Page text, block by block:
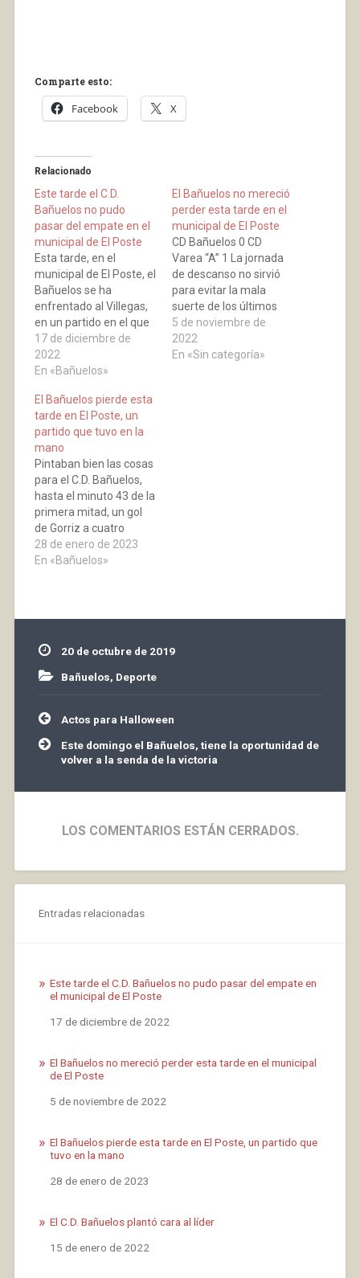
Comparte esto:
Facebook X
Relacionado
Este tarde el C.D.
Bañuelos no pudo
pasar del empate en el
municipal de El Poste
Esta tarde, en el
municipal de El Poste, el
Bañuelos se ha
enfrentado al Villegas,
en un partido en el que
los locales notaron las
bajas importantes con
que llegaba al mismo,
en el resultado que no
se ha podido pasar del
empate.…
17 de diciembre de
2022
En «Bañuelos»
El Bañuelos no mereció
perder esta tarde en el
municipal de El Poste
CD Bañuelos 0 CD
Varea “A” 1 La jornada
de descanso no sirvió
para evitar la mala
suerte de los últimos
encuentros, del C.D.
Bañuelos, ya que esta
tarde, en el municipal
5 de noviembre de
2022
En «Sin categoría»
El Bañuelos pierde esta
tarde en El Poste, un
partido que tuvo en la
mano
Pintaban bien las cosas
para el C.D. Bañuelos,
hasta el minuto 43 de la
primera mitad, un gol
de Gorriz a cuatro
minutos del comienzo y
otro de Kudus Basir en
28 de enero de 2023
En «Bañuelos»
20 de octubre de 2019
Bañuelos, Deporte
Navegación
de
entradas
Actos para Halloween
Este domingo el Bañuelos, tiene la oportunidad de
volver a la senda de la victoria
LOS COMENTARIOS ESTÁN CERRADOS.
Entradas relacionadas
Este tarde el C.D. Bañuelos no pudo pasar del empate en
el municipal de El Poste
Fecha
17 de diciembre de 2022
El Bañuelos no mereció perder esta tarde en el municipal
de El Poste
Fecha
5 de noviembre de 2022
El Bañuelos pierde esta tarde en El Poste, un partido que
tuvo en la mano
Fecha
28 de enero de 2023
El C.D. Bañuelos plantó cara al líder
Fecha
15 de enero de 2022